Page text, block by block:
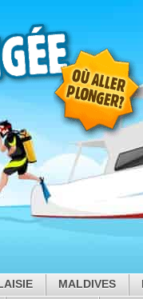
MALDIVES